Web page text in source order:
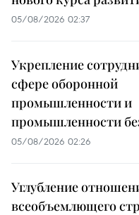
05/08/2026 02:37
Укрепление
сфере оборонной
промышленности и
промышленности
05/08/2026 02:26
Углубление
всеобъемлющего